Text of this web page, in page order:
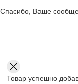
Спасибо, Ваше
Товар успешно